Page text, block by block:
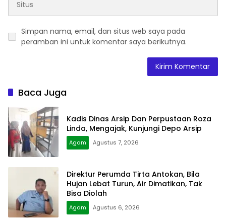
Simpan nama, email, dan situs web saya pada
peramban ini untuk komentar saya berikutnya.
Baca Juga
Kadis Dinas Arsip Dan Perpustaan Roza
Linda, Mengajak, Kunjungi Depo Arsip
Agam Agustus 7, 2026
Direktur Perumda Tirta Antokan, Bila
Hujan Lebat Turun, Air Dimatikan, Tak
Bisa Diolah
Agam Agustus 6, 2026